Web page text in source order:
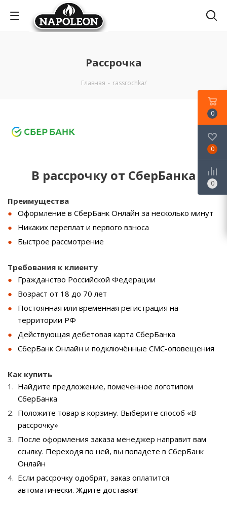
Рассрочка
Главная - rassrochka/
В рассрочку от СберБанка
Преимущества
Оформление в СберБанк Онлайн за несколько минут
Никаких переплат и первого взноса
Быстрое рассмотрение
Требования к клиенту
Гражданство Российской Федерации
Возраст от 18 до 70 лет
Постоянная или временная регистрация на
территории РФ
Действующая дебетовая карта СберБанка
СберБанк Онлайн и подключённые СМС-оповещения
Как купить
Найдите предложение, помеченное логотипом
СберБанка
Положите товар в корзину. Выберите способ «В
рассрочку»
После оформления заказа менеджер направит вам
ссылку. Переходя по ней, вы попадете в СберБанк
Онлайн
Если рассрочку одобрят, заказ оплатится
автоматически. Ждите доставки!
0
0
0